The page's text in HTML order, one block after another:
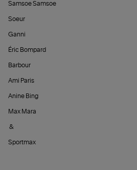
Samsoe Samsoe
Soeur
Ganni
Éric Bompard
Barbour
Ami Paris
Anine Bing
Max Mara
&
Sportmax